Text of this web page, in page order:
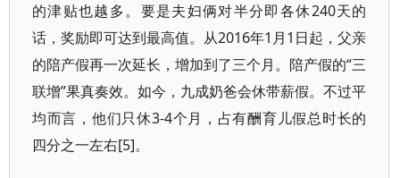
的津贴也越多。要是夫妇俩对半分即各休240天的
话，奖励即可达到最高值。从2016年1月1日起，父亲
的陪产假再一次延长，增加到了三个月。陪产假的“三
联增”果真奏效。如今，九成奶爸会休带薪假。不过平
均而言，他们只休3-4个月，占有酬育儿假总时长的
四分之一左右[5]。